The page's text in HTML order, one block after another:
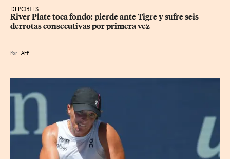
DEPORTES
River Plate toca fondo: pierde ante Tigre y sufre seis
derrotas consecutivas por primera vez
Por AFP